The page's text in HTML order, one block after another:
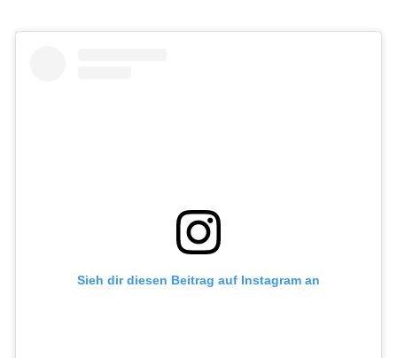
Sieh dir diesen Beitrag auf Instagram an